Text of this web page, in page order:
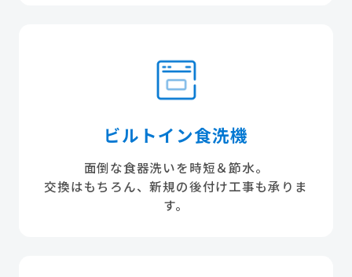
ビルトイン食洗機
面倒な食器洗いを時短＆節水。
交換はもちろん、新規の後付け工事も承りま
す。